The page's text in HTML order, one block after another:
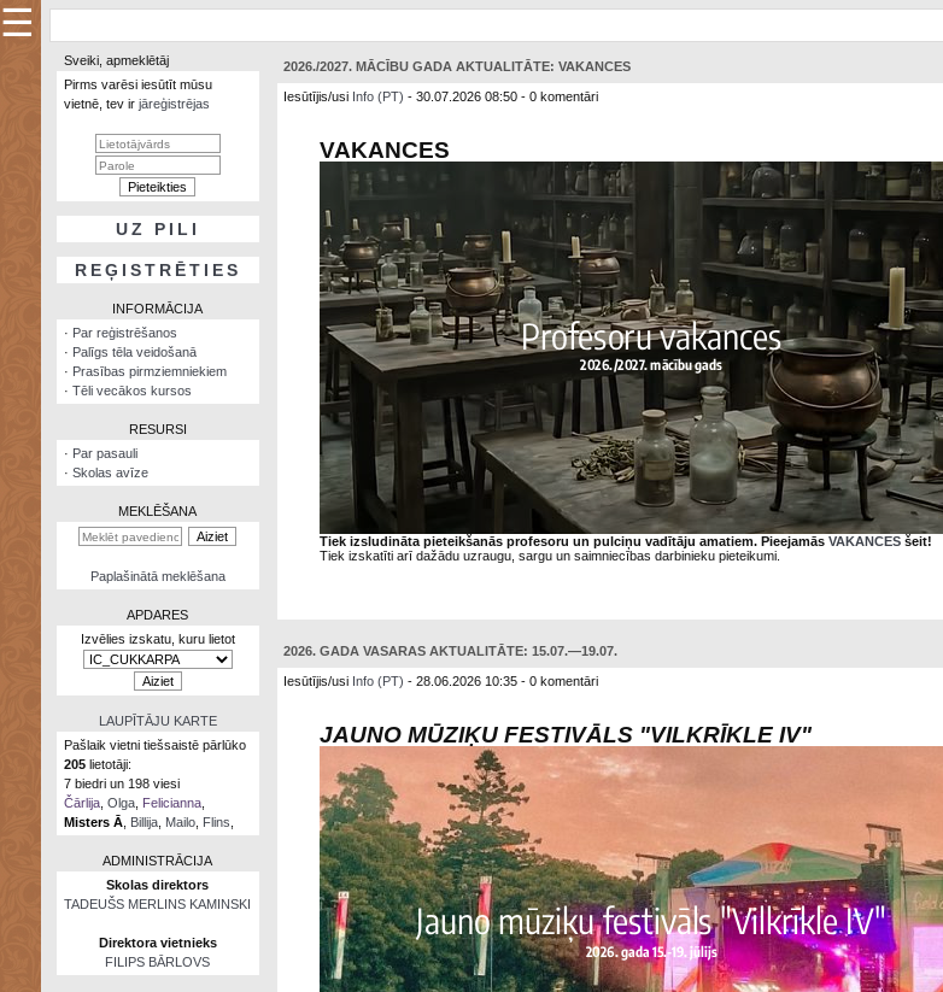
×
pavediens
almanahs
komplekts
Galeonu
kalkulators
☰
Sveiki, apmeklētāj
Pirms varēsi iesūtīt mūsu
vietnē, tev ir jāreģistrējas
UZ PILI
REĢISTRĒTIES
INFORMĀCIJA
· Par reģistrēšanos
· Palīgs tēla veidošanā
· Prasības pirmziemniekiem
· Tēli vecākos kursos
RESURSI
· Par pasauli
· Skolas avīze
MEKLĒŠANA
Paplašinātā meklēšana
APDARES
Izvēlies izskatu, kuru lietot
LAUPĪTĀJU KARTE
Pašlaik vietni tiešsaistē pārlūko
205lietotāji:
7 biedri un 198 viesi
Čārlija, Olga, Felicianna,
Misters Ā, Billija, Mailo, Flins
ADMINISTRĀCIJA
Skolas direktors
TADEUŠS MERLINS KAMINSKI
Direktora vietnieks
FILIPS BĀRLOVS
2026./2027. MĀCĪBU GADA AKTUALITĀTE: VAKANCES
Iesūtījis/usi Info (PT) - 30.07.2026 08:50 - 0 komentāri
VAKANCES
Tiek izsludināta pieteikšanās profesoru un pulciņu vadītāju amatiem. Pieejamās VAKANCESšeit!
Tiek izskatīti arī dažādu uzraugu, sargu un saimniecības darbinieku pieteikumi.
2026. GADA VASARAS AKTUALITĀTE: 15.07.—19.07.
Iesūtījis/usi Info (PT) - 28.06.2026 10:35 - 0 komentāri
JAUNO MŪZIĶU FESTIVĀLS "VILKRĪKLE IV"